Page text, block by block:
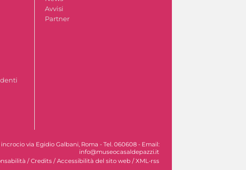
Avvisi
Partner
via Egidio Galbani, Roma - Tel. 060608 - Email:
info@museocasaldepazzi.it
/ Credits / Accessibilità del sito web / XML-rss